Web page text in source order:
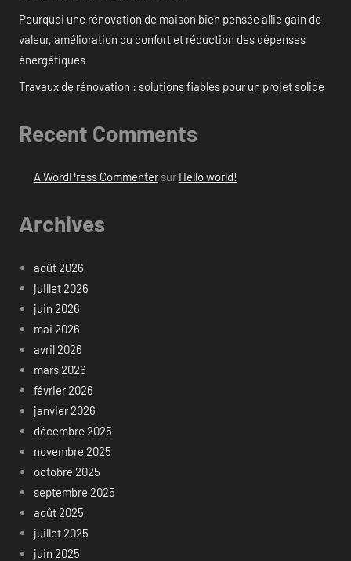
Pourquoi une rénovation de maison bien pensée allie gain de
valeur, amélioration du confort et réduction des dépenses
énergétiques
Travaux de rénovation : solutions fiables pour un projet solide
Recent Comments
A WordPress Commentersur Hello world!
Archives
août 2026
juillet 2026
juin 2026
mai 2026
avril 2026
mars 2026
février 2026
janvier 2026
décembre 2025
novembre 2025
octobre 2025
septembre 2025
août 2025
juillet 2025
juin 2025